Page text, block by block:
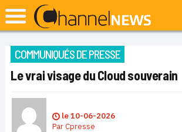
COMMUNIQUÉS DE PRESSE
Le vrai visage du Cloud souverain
le10-06-2026
ParCpresse